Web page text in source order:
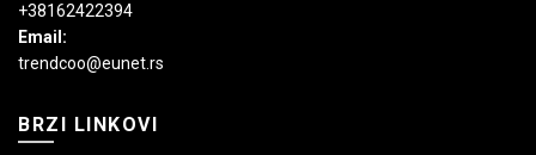
+38162422394
Email:
trendcoo@eunet.rs
BRZI LINKOVI